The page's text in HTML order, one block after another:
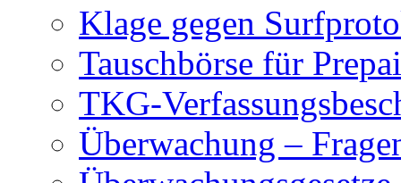
Klage gegen
Tauschbörse für
TKG-
Überwachung –